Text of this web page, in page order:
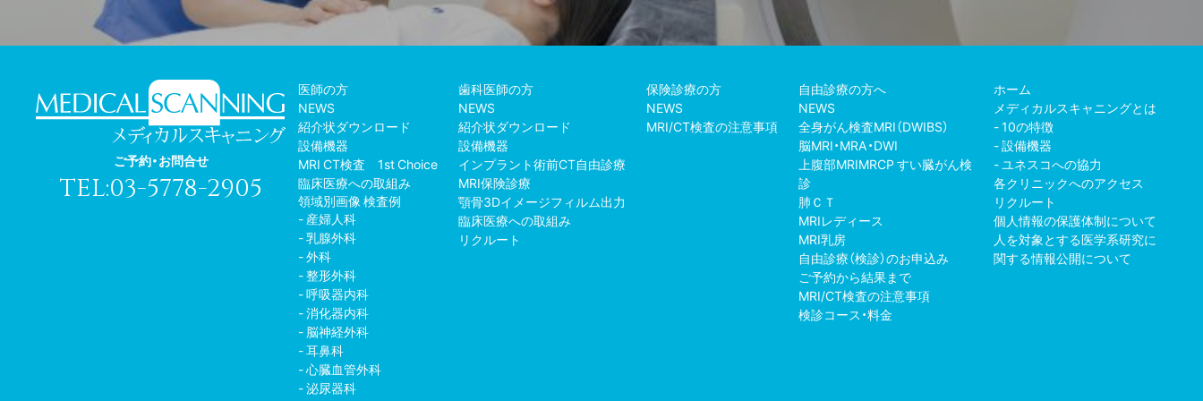
医師の方
NEWS
紹介状ダウンロード
設備機器
MRI CT検査 1st Choice
臨床医療への取組み
領域別画像 検査例
産婦人科
乳腺外科
外科
整形外科
呼吸器内科
消化器内科
脳神経外科
耳鼻科
心臓血管外科
泌尿器科
歯科医師の方
NEWS
紹介状ダウンロード
設備機器
インプラント術前CT自由診療
MRI保険診療
顎骨3Dイメージフィルム出力
臨床医療への取組み
リクルート
保険診療の方
NEWS
MRI/CT検査の注意事項
自由診療の方へ
NEWS
全身がん検査MRI（DWIBS）
脳MRI・MRA・DWI
上腹部MRIMRCP すい臓がん検
診
肺ＣＴ
MRIレディース
MRI乳房
自由診療（検診）のお申込み
ご予約から結果まで
MRI/CT検査の注意事項
検診コース・料金
ホーム
メディカルスキャニングとは
10の特徴
設備機器
ユネスコへの協力
各クリニックへのアクセス
リクルート
個人情報の保護体制について
人を対象とする医学系研究に
関する情報公開について
ご予約・お問合せ
TEL:03-5778-2905